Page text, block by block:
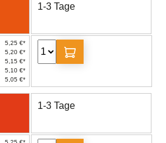
1-3 Tage
5,25 €*
5,20 €*
5,15 €*
5,10 €*
5,05 €*
1-3 Tage